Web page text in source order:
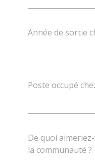
Année de sortie
Poste occupé
De quoi
la communauté ?